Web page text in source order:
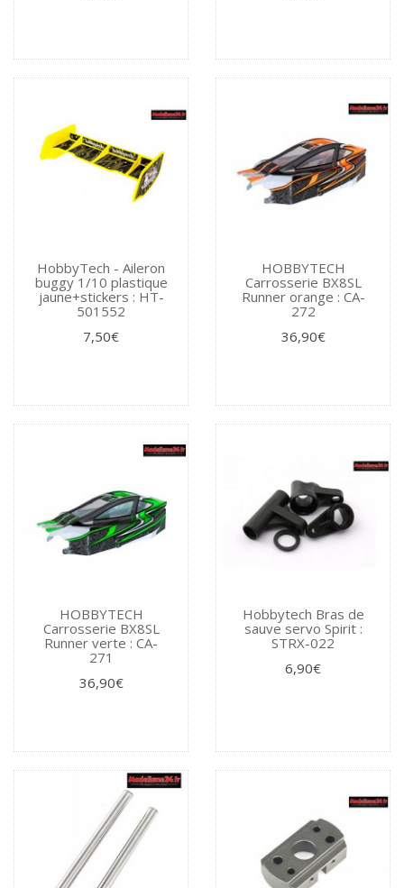
HobbyTech - Aileron
buggy 1/10 plastique
jaune+stickers : HT-
501552
7,50€
HOBBYTECH
Carrosserie BX8SL
Runner orange : CA-
272
36,90€
HOBBYTECH
Carrosserie BX8SL
Runner verte : CA-
271
36,90€
Hobbytech Bras de
sauve servo Spirit :
STRX-022
6,90€